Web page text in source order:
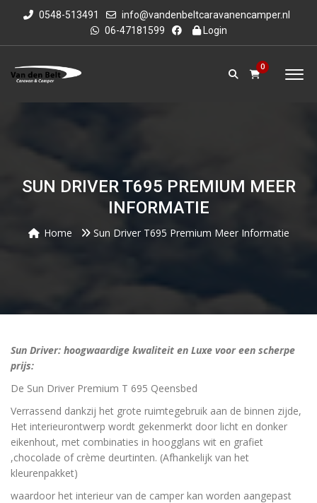
0548-513491
info@vandenbeltcaravanencamper.nl
06-47181599
Login
0
SUN DRIVER T695 PREMIUM MEER
INFORMATIE
Home Sun Driver T695 Premium Meer Informatie
Sun Driver: hoogwaardige kwaliteit en Luxe voor een scherpe
prijs:
De Sun Driver Premium T 695 Qeensbed
Verrassend dankzij het grote ruimtegebruik aan de binnen zijde,
Het interieurontwerp wordt gekenmerkt door licht en donker
eikenhout, met combinaties in hoogglans wit en grafiet
,chocolade of crème deurtinten. (Afhankelijk van het
kleurenpakket)
waardoor het interieur van de camper kan worden aangepast